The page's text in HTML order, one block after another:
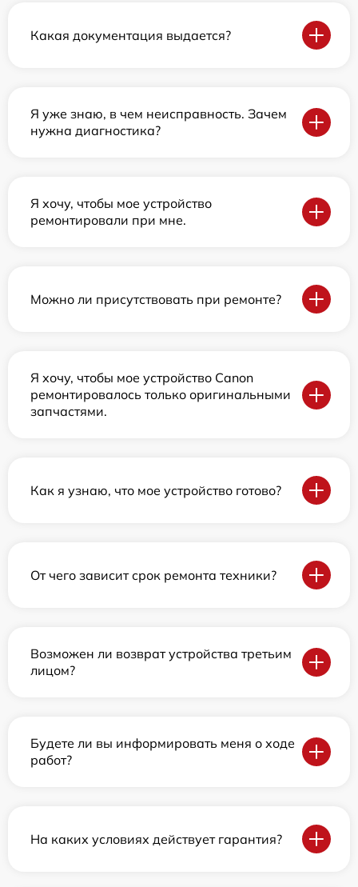
Какая документация выдается?
Я уже знаю, в чем неисправность. Зачем
нужна диагностика?
Я хочу, чтобы мое устройство
ремонтировали при мне.
Можно ли присутствовать при ремонте?
Я хочу, чтобы мое устройство Canon
ремонтировалось только оригинальными
запчастями.
Как я узнаю, что мое устройство готово?
От чего зависит срок ремонта техники?
Возможен ли возврат устройства третьим
лицом?
Будете ли вы информировать меня о ходе
работ?
На каких условиях действует гарантия?